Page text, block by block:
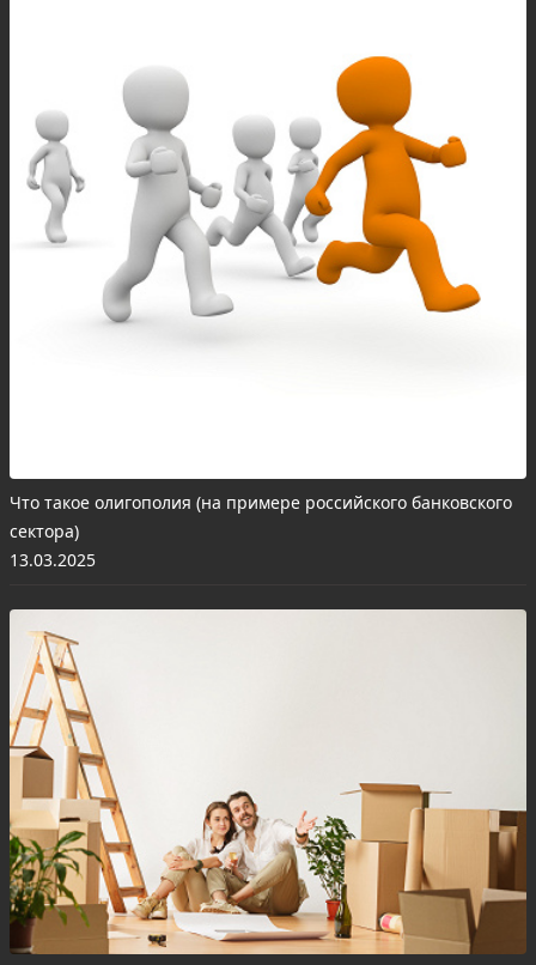
Что такое олигополия (на примере российского банковского
сектора)
13.03.2025